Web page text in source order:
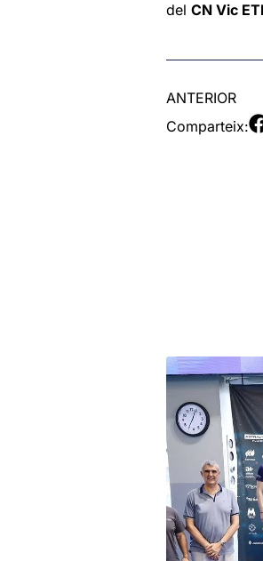
del CN Vic
ANTERIOR
Comparteix: